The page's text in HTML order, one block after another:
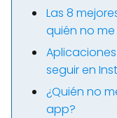
Las 8
quién no
seguir en
¿Quién no
app?